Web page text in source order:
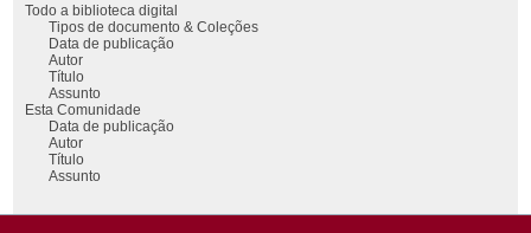
Todo a biblioteca digital
Tipos de documento & Coleções
Data de publicação
Autor
Título
Assunto
Esta Comunidade
Data de publicação
Autor
Título
Assunto